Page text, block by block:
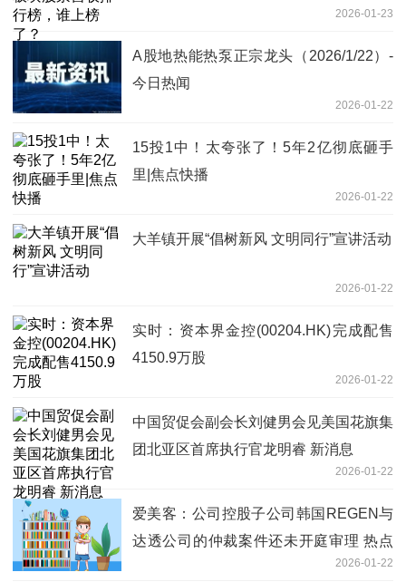
2026-01-23
A股地热能热泵正宗龙头（2026/1/22）-
今日热闻
2026-01-22
15投1中！太夸张了！5年2亿彻底砸手
里|焦点快播
2026-01-22
大羊镇开展“倡树新风 文明同行”宣讲活动
2026-01-22
实时：资本界金控(00204.HK)完成配售
4150.9万股
2026-01-22
中国贸促会副会长刘健男会见美国花旗集
团北亚区首席执行官龙明睿 新消息
2026-01-22
爱美客：公司控股子公司韩国REGEN与
达透公司的仲裁案件还未开庭审理 热点
2026-01-22